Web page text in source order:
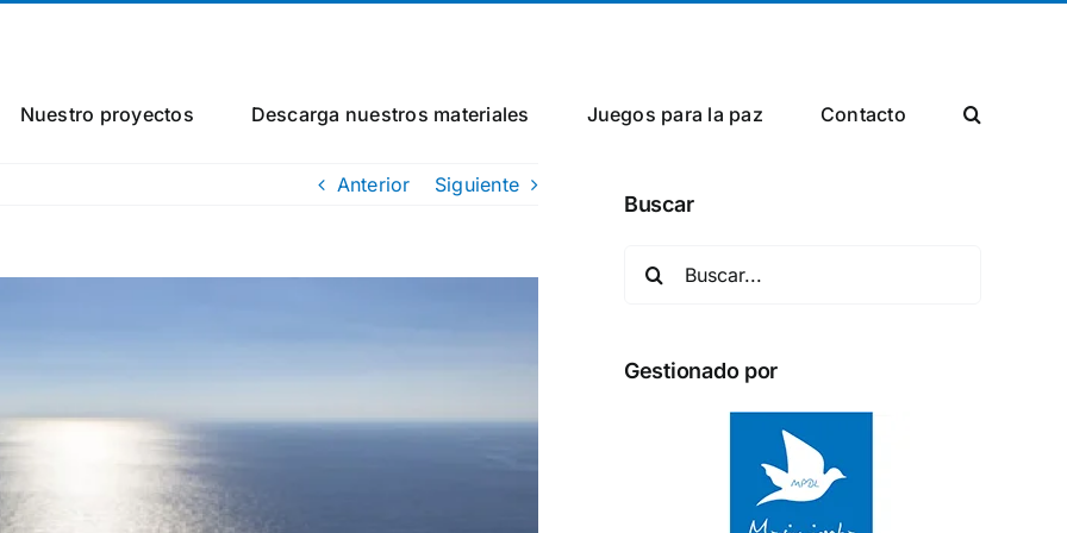
Nuestro proyectos Descarga nuestros materiales Juegos para la paz Сontacto
Anterior Siguiente
Buscar
Gestionado por